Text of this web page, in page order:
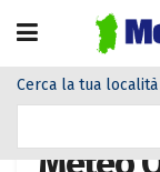
Cerca la tua località
Meteo